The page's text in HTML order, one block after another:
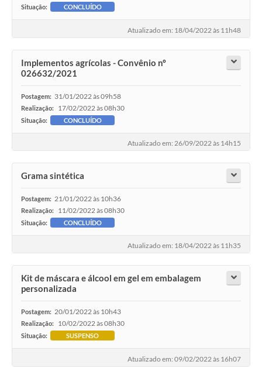
Situação: CONCLUÍDO
Atualizado em: 18/04/2022 às 11h48
Implementos agrícolas - Convênio nº
026632/2021
Postagem: 31/01/2022 às 09h58
Realização: 17/02/2022 às 08h30
Situação: CONCLUÍDO
Atualizado em: 26/09/2022 às 14h15
Grama sintética
Postagem: 21/01/2022 às 10h36
Realização: 11/02/2022 às 08h30
Situação: CONCLUÍDO
Atualizado em: 18/04/2022 às 11h35
Kit de máscara e álcool em gel em embalagem
personalizada
Postagem: 20/01/2022 às 10h43
Realização: 10/02/2022 às 08h30
Situação: SUSPENSO
Atualizado em: 09/02/2022 às 16h07